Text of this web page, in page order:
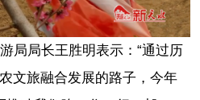
局长王胜明表示：“通过历
文旅融合发展的路子，今年